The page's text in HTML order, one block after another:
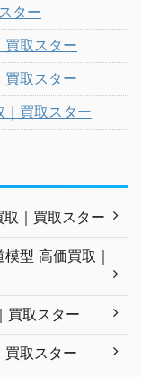
ター
買取スター
買取スター
買取スター
｜買取スター
型 高価買取｜
買取スター
買取スター